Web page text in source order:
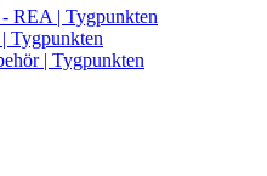
REA | Tygpunkten
Tygpunkten
| Tygpunkten